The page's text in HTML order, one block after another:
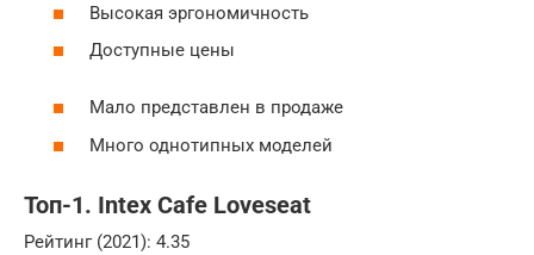
Высокая эргономичность
Доступные цены
Мало представлен в продаже
Много однотипных моделей
Топ-1. Intex Cafe Loveseat
Рейтинг (2021): 4.35